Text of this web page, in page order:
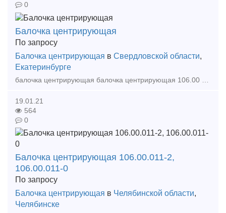
0
Балочка центрирующая
По запросу
Балочка центрирующая в Свердловской области,
Екатеринбурге
балочка центрирующая балочка центрирующая 106.00 011-3 балочка центрирующая 2.13.70.03 Тип предложения: предлагаю продукцию, услугу
19.01.21
564
0
Балочка центрирующая 106.00.011-2,
106.00.011-0
По запросу
Балочка центрирующая в Челябинской области,
Челябинске